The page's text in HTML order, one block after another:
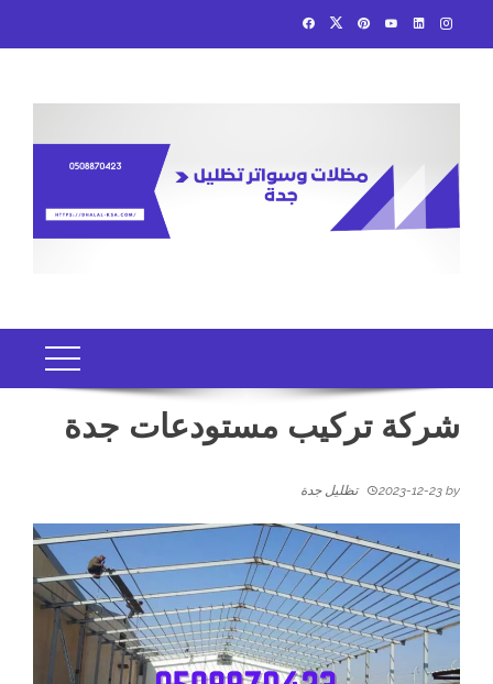
شركة تركيب مستودعات جدة
2023-12-23 by تظليل جدة